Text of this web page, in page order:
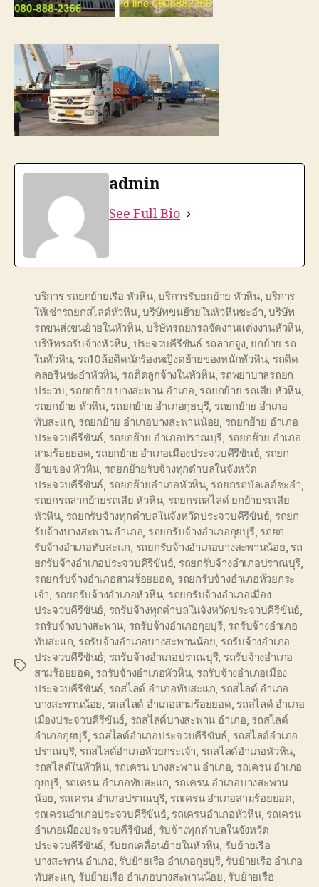
admin
See Full Bio
Tags
บริการ รถยกย้ายเรือ หัวหิน,บริการรับยกย้าย หัวหิน,บริการ
ให้เช่ารถยกสไลด์หัวหิน,บริษัทขนย้ายในหัวหินชะอำ ,บริษัท
รถขนส่งขนย้ายในหัวหิน,บริษัทรถยกรถจัดงานแต่งงานหัวหิน,
บริษัทรถรับจ้างหัวหิน ประจวบคีรีขันธ์ รถลากจูง, ยกย้าย รถ
ในหัวหิน, รถ10ล้อติดนักร้องหญิงดย้ายของหนักหัวหิน, รถติด
คลอรีนชะอำหัวหิน, รถติดลูกจ้างในหัวหิน, รถพยาบาลรถยก
ประวบ รถยกย้าย บางสะพาน อำเภอ รถยกย้าย รถเสีย หัวหิน,
รถยกย้าย หัวหิน, รถยกย้าย อำเภอกุยบุรี, รถยกย้าย อำเภอ
ทับสะแก รถยกย้าย อำเภอบางสะพานน้อย รถยกย้าย อำเภอ
ประจวบคีรีขันธ์ รถยกย้าย อำเภอปราณบุรี รถยกย้าย อำเภอ
สามร้อยยอด รถยกย้าย อำเภอเมืองประจวบคีรีขันธ์, รถยก
ย้ายของ หัวหิน รถยกย้ายรับจ้างทุกตำบลในจังหวัด
ประจวบคีรีขันธ์ รถยกย้ายอำเภอหัวหิน, รถยกรถบัลเลต์ชะอำ
รถยกรถลากย้ายรถเสีย หัวหิน, รถยกรถสไลด์ ยกย้ายรถเสีย
หัวหิน รถยกรับจ้างทุกตำบลในจังหวัดประจวบคีรีขันธ์, รถยก
รับจ้างบางสะพาน อำเภอ รถยกรับจ้างอำเภอกุยบุรี, รถยก
รับจ้างอำเภอทับสะแก รถยกรับจ้างอำเภอบางสะพานน้อย รถ
ยกรับจ้างอำเภอประจวบคีรีขันธ์, รถยกรับจ้างอำเภอปราณบุรี
รถยกรับจ้างอำเภอสามร้อยยอด รถยกรับจ้างอำเภอห้วยกระ
เจ้า รถยกรับจ้างอำเภอหัวหิน, รถยกรับจ้างอำเภอเมือง
ประจวบคีรีขันธ์ รถรับจ้างทุกตำบลในจังหวัดประจวบคีรีขันธ์
รถรับจ้างบางสะพาน รถรับจ้างอำเภอกุยบุรี, รถรับจ้างอำเภอ
ทับสะแก รถรับจ้างอำเภอบางสะพานน้อย รถรับจ้างอำเภอ
ประจวบคีรีขันธ์ รถรับจ้างอำเภอปราณบุรี, รถรับจ้างอำเภอ
สามร้อยยอด รถรับจ้างอำเภอหัวหิน, รถรับจ้างอำเภอเมือง
ประจวบคีรีขันธ์ รถสไลด์ อำเภอทับสะแก รถสไลด์ อำเภอ
บางสะพานน้อย รถสไลด์ อำเภอสามร้อยยอด รถสไลด์ อำเภอ
เมืองประจวบคีรีขันธ์ รถสไลด์บางสะพาน อำเภอ รถสไลด์
อำเภอกุยบุรี, รถสไลด์อำเภอประจวบคีรีขันธ์ รถสไลด์อำเภอ
ปราณบุรี, รถสไลด์อำเภอห้วยกระเจ้า รถสไลด์อำเภอหัวหิน
รถสไลด์ในหัวหิน, รถเครน บางสะพาน อำเภอ รถเครน อำเภอ
กุยบุรี รถเครน อำเภอทับสะแก รถเครน อำเภอบางสะพาน
น้อย รถเครน อำเภอปราณบุรี, รถเครน อำเภอสามร้อยยอด
รถเครนอำเภอประจวบคีรีขันธ์, รถเครนอำเภอหัวหิน, รถเครน
อำเภอเมืองประจวบคีรีขันธ์ รับจ้างทุกตำบลในจังหวัด
ประจวบคีรีขันธ์ รับยกเคลื่อนย้ายในหัวหิน รับย้ายเรือ
บางสะพาน อำเภอ รับย้ายเรือ อำเภอกุยบุรี, รับย้ายเรือ อำเภอ
ทับสะแก รับย้ายเรือ อำเภอบางสะพานน้อย รับย้ายเรือ